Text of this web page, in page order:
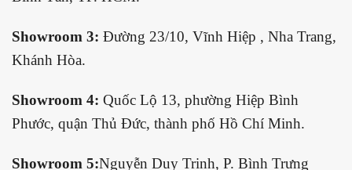
Showroom 3: Đường 23/10, Vĩnh Hiệp , Nha Trang,
Khánh Hòa.
Showroom 4: Quốc Lộ 13, phường Hiệp Bình
Phước, quận Thủ Đức, thành phố Hồ Chí Minh.
Showroom 5:Nguyễn Duy Trinh, P. Bình Trưng